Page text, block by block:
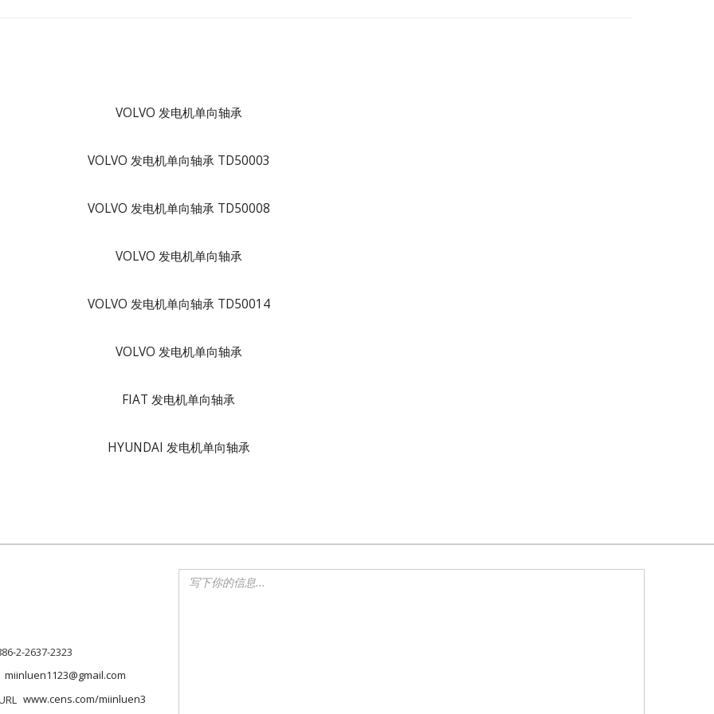
VOLVO 发电机单向轴承
VOLVO 发电机单向轴承 TD50003
VOLVO 发电机单向轴承 TD50008
VOLVO 发电机单向轴承
VOLVO 发电机单向轴承 TD50014
VOLVO 发电机单向轴承
FIAT 发电机单向轴承
HYUNDAI 发电机单向轴承
2-2637-2323
miinluen1123@gmail.com
www.cens.com/miinluen3